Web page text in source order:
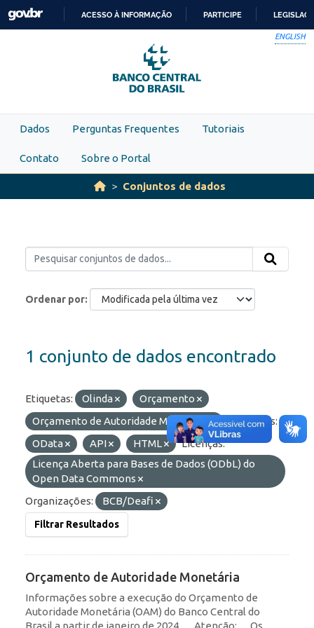
Skip to main content
PARA
O
CONTEÚDO
ACESSO À INFORMAÇÃO PARTICIPE
ENGLISH
Dados Perguntas Frequentes Tutoriais
Contato Sobre o Portal
Conjuntos de dados
Ordenar por
1 conjunto de dados encontrado
Etiquetas: Olinda
Orçamento
Orçamento de Autoridade Monetária
Formatos:
OData
API HTML
Licenças:
Licença Aberta para Bases de Dados (ODbL) do
Open Data Commons
Organizações:
BCB/Deafi
Filtrar Resultados
Orçamento de Autoridade Monetária
Informações sobre a execução do Orçamento de
Autoridade Monetária (OAM) do Banco Central do